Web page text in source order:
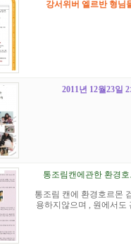
강서위버 엘르반 형님
2011년 12월23일
통조림캔에관한 환경
통조림 캔에 환경호르몬
용하지않으며 , 원에서도